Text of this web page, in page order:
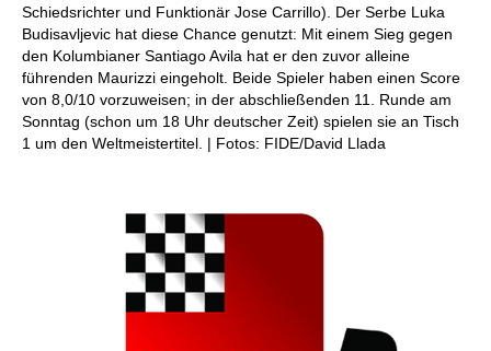
Schiedsrichter und Funktionär Jose Carrillo). Der Serbe Luka
Budisavljevic hat diese Chance genutzt: Mit einem Sieg gegen
den Kolumbianer Santiago Avila hat er den zuvor alleine
führenden Maurizzi eingeholt. Beide Spieler haben einen Score
von 8,0/10 vorzuweisen; in der abschließenden 11. Runde am
Sonntag (schon um 18 Uhr deutscher Zeit) spielen sie an Tisch
1 um den Weltmeistertitel. | Fotos: FIDE/David Llada